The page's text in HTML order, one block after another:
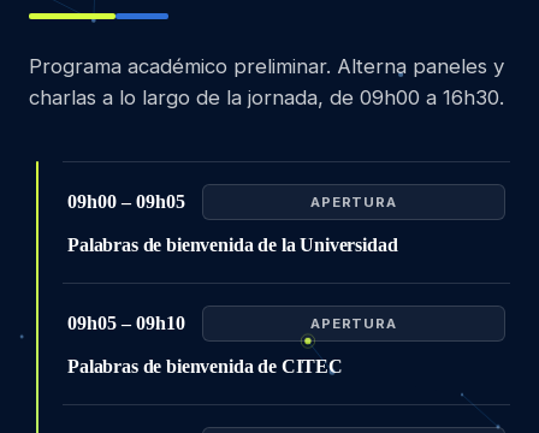
Programa académico preliminar. Alterna paneles y
charlas a lo largo de la jornada, de 09h00 a 16h30.
09h00 – 09h05 APERTURA
Palabras de bienvenida de la Universidad
09h05 – 09h10 APERTURA
Palabras de bienvenida de CITEC